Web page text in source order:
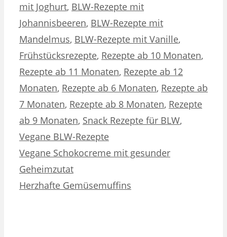
mit Joghurt, BLW-Rezepte mit
Johannisbeeren, BLW-Rezepte mit
Mandelmus, BLW-Rezepte mit Vanille,
Frühstücksrezepte, Rezepte ab 10 Monaten,
Rezepte ab 11 Monaten, Rezepte ab 12
Monaten, Rezepte ab 6 Monaten, Rezepte ab
7 Monaten, Rezepte ab 8 Monaten, Rezepte
ab 9 Monaten, Snack Rezepte für BLW,
Vegane BLW-Rezepte
Vegane Schokocreme mit gesunder
Geheimzutat
Herzhafte Gemüsemuffins